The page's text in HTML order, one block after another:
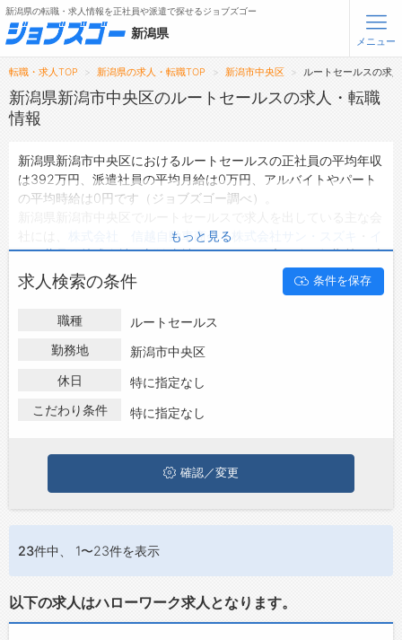
無料会員登録 ログイン
トップ
詳細情報で求人を探す
転職支援サービスについて
転職ノウハウ(応募書類の書き方・面接対策など)
転職・採用コラム
ジョブズゴーについて
お問い合わせ
新潟県の転職・求人情報を正社員や派遣で探せるジョブズゴー
新潟県
メニュー
転職・求人TOP 新潟県の求人・転職TOP 新潟市中央区 ルートセールスの求
新潟県新潟市中央区のルートセールスの求人・転職
情報
新潟県新潟市中央区におけるルートセールスの正社員の平均年収
は392万円、派遣社員の平均月給は0万円、アルバイトやパート
の平均時給は0円です（ジョブズゴー調べ）。
株式会社 信越自動車商会・
ワタ薬品 株式会社 新潟支社などがあり、未経験や短期等ご希
望の条件で絞り込みができます。
新潟県新潟市中央区の地域密着型の求人サイトであるジョブズゴ
ーでは新潟県新潟市中央区の求人情報を13件取り扱っており、そ
正社員の求人は13件、 派遣社員の求人
ト・パートの求人
は0件です。
第二新卒から50代・60代以上の方の再就職も可能です。 新潟県
新潟市中央区でルートセールスの求人・転職情報を探している方
は、ぜひ興味のある職種に応募してみてくださいね。
もっと見る
求人検索の条件 条件を保存
職種
ルートセールス
勤務地
新潟市中央区
休日
特に指定なし
こだわり条件
特に指定なし
確認／変更
23件中、 1〜23件を表示
以下の求人はハローワーク求人となります。